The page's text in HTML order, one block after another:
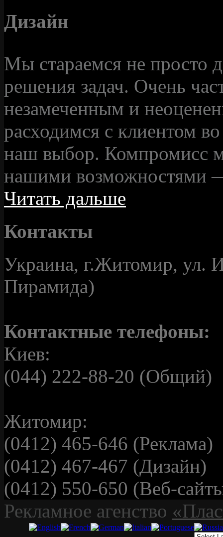
Дизайн
Мы стараемся не просто
решения задач. Очень
незамеченным и
расходимся с клиентом
наш выбор. Компромисс
нашими возможностями
Читать дальше
Контакты
Украина, г.Житомир, ул.
Пирамида)
Контактные телефоны:
Киев:
(044) 222-88-20 (Общий)
Житомир:
(0412) 465-646 (Реклама)
(0412) 467-467 (Дизайн)
(0412) 550-650 (Веб-
Рекламное агенство